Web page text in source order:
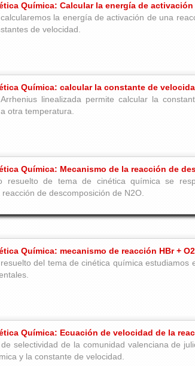
Química: Calcular la energía de
la energía de activación de una
de velocidad.
Química: calcular la constante de
linealizada permite calcular la
otra temperatura.
Química: Mecanismo de la reacción de
resuelto de tema de cinética química se
de descomposición de N2O.
Química: mecanismo de reacción HBr + O2
del tema de cinética química
Química: Ecuación de velocidad de la
selectividad de la comunidad valenciana de
y la constante de velocidad.